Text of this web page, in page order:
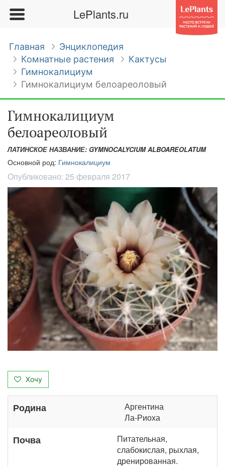
LePlants.ru
Главная
Энциклопедия
Комнатные растения
Кактусы
Гимнокалициум
Гимнокалициум белоареоловый
Гимнокалициум
белоареоловый
ЛАТИНСКОЕ НАЗВАНИЕ: GYMNOCALYCIUM ALBOAREOLATUM
Основной род: Гимнокалициум
Опубликовано: 25 февраля 2017
Хочу
Родина
Аргентина
Ла-Риоха
Почва
Питательная,
слабокислая, рыхлая,
дренированная.